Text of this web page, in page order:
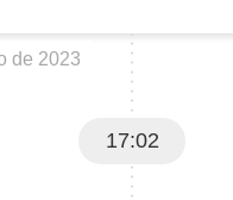
de 2023
17:02